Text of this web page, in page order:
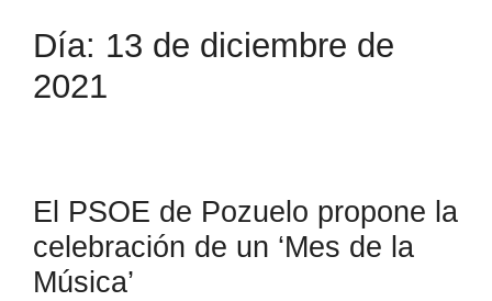
Día: 13 de diciembre de
2021
El PSOE de Pozuelo propone la
celebración de un ‘Mes de la
Música’